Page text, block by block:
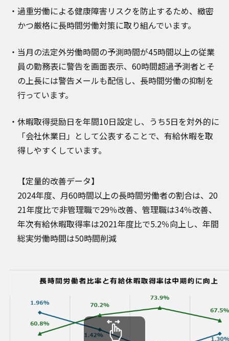
過重労働による健康障害リスクを防止するため、緻密
かつ厳格に長時間労働対策に取り組んでいます。
当月の法定外労働時間の予測時間が45時間以上の従業
員の勤務表に警告を画面表示、60時間超過予測者とそ
の上長には警告メールも配信し、長時間労働の抑制を
行っています。
休暇取得奨励日を年間10日設定し、うち5日を対外的に
「会社休業日」として公表することで、有給休暇を取
得しやすくしています。
【定量的改善データ】
2024年度、月60時間以上の長時間労働者の割合は、20
21年度比で非管理職で29％改善、管理職は34％改善、
年次有給休暇取得率は2021年度比で5.2％向上し、年間
総実労働時間は50時間削減